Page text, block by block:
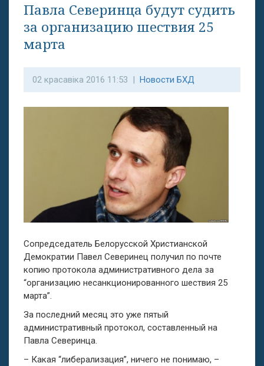
Павла Северинца будут судить
за организацию шествия 25
марта
02 красавіка 2016 11:53 | Новости БХД
Сопредседатель Белорусской Христианской
Демократии Павел Северинец получил по почте
копию протокола административного дела за
“организацию несанкционированного шествия 25
марта”.
За последний месяц это уже пятый
административный протокол, составленный на
Павла Северинца.
– Какая “либерализация”, ничего не понимаю, –